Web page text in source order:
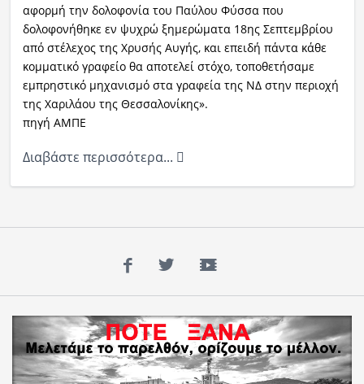
αφορμή την δολοφονία του Παύλου Φύσσα που
δολοφονήθηκε εν ψυχρώ ξημερώματα 18ης Σεπτεμβρίου
από στέλεχος της Χρυσής Αυγής, και επειδή πάντα κάθε
κομματικό γραφείο θα αποτελεί στόχο, τοποθετήσαμε
εμπρηστικό μηχανισμό στα γραφεία της ΝΔ στην περιοχή
της Χαριλάου της Θεσσαλονίκης».
πηγή ΑΜΠΕ
Διαβάστε περισσότερα...
Facebook
TwitterYouTube